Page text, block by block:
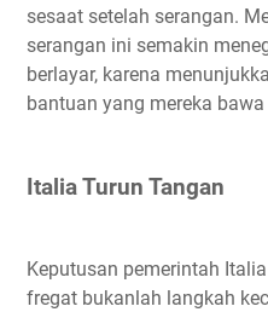
sesaat setelah serangan.
serangan ini semakin
berlayar, karena
bantuan yang mereka
Italia Turun Tangan
Keputusan pemerintah
fregat bukanlah langkah